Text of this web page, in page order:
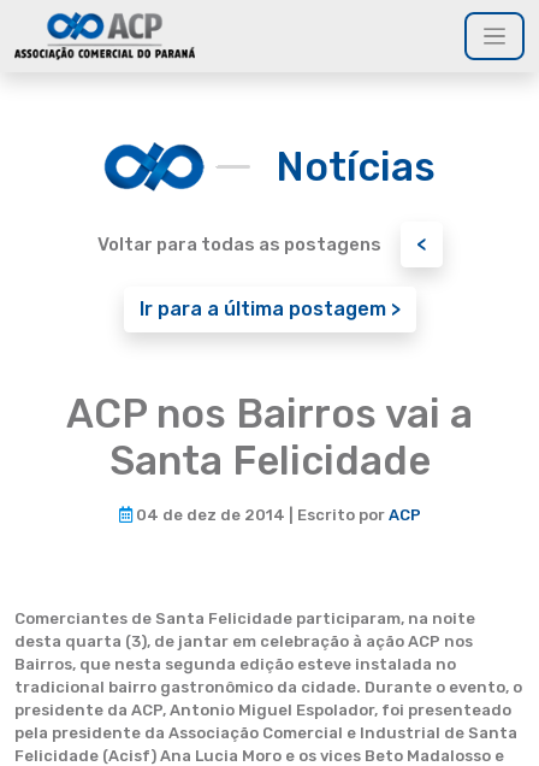
Notícias
Voltar para todas as postagens <
Ir para a última postagem >
ACP nos Bairros vai a
Santa Felicidade
04 de dez de 2014 | Escrito por ACP
Comerciantes de Santa Felicidade participaram, na noite
desta quarta (3), de jantar em celebração à ação ACP nos
Bairros, que nesta segunda edição esteve instalada no
tradicional bairro gastronômico da cidade. Durante o evento, o
presidente da ACP, Antonio Miguel Espolador, foi presenteado
pela presidente da Associação Comercial e Industrial de Santa
Felicidade (Acisf) Ana Lucia Moro e os vices Beto Madalosso e